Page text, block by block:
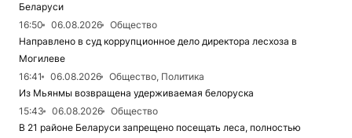
Беларуси
16:50
06.08.2026
Общество
Направлено в суд коррупционное дело директора лесхоза в
Могилеве
16:41
06.08.2026
Общество, Политика
Из Мьянмы возвращена удерживаемая белоруска
15:43
06.08.2026
Общество
В 21 районе Беларуси запрещено посещать леса, полностью